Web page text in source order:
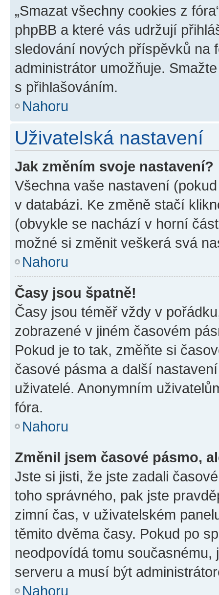
„Smazat všechny cookies z
phpBB a které vás udržují
sledování nových příspěvků na
administrátor umožňuje.
s přihlašováním.
Nahoru
Uživatelská nastavení
Jak změním svoje nastavení?
Všechna vaše nastavení
v databázi. Ke změně stačí
(obvykle se nachází v horní
možné si změnit veškerá svá
Nahoru
Časy jsou špatně!
Časy jsou téměř vždy v
zobrazené v jiném časovém
Pokud je to tak, změňte si
časové pásma a další
uživatelé. Anonymním
fóra.
Nahoru
Změnil jsem časové pásmo,
Jste si jisti, že jste zadali
toho správného, pak jste
zimní čas, v uživatelském
těmito dvěma časy. Pokud po
neodpovídá tomu
serveru a musí být
Nahoru